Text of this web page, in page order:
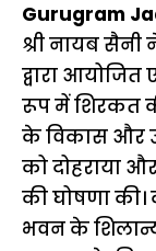
Gurugram
श्री नायब
द्वारा
रूप में शिरकत
के विकास और
को दोहराया
की घोषणा की।
भवन के